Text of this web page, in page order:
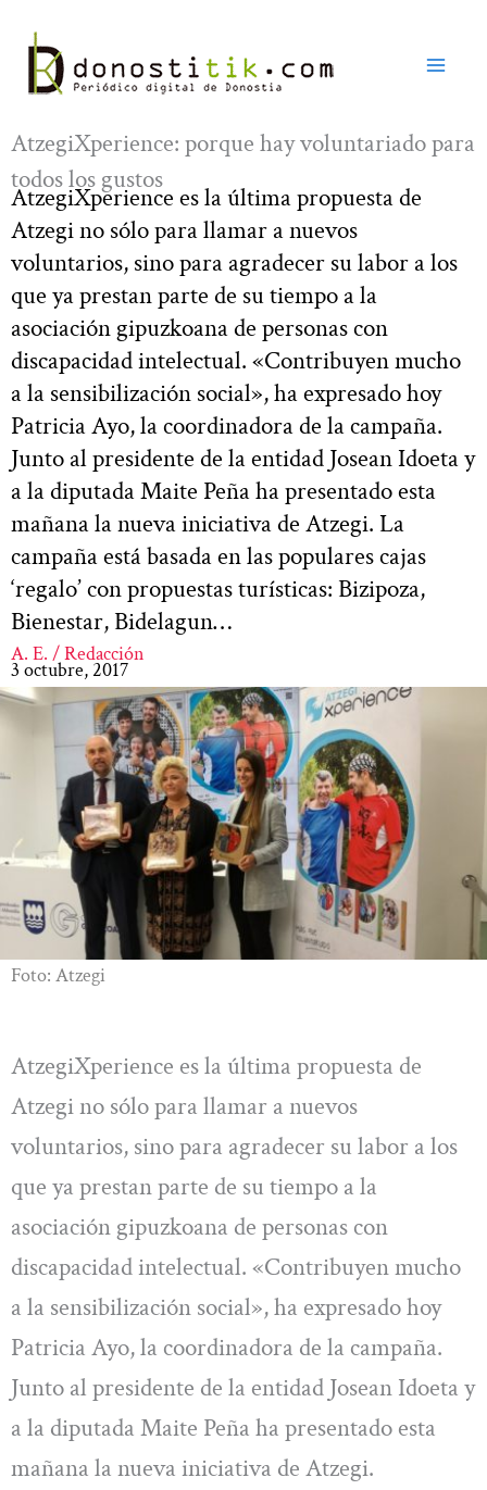
contenido
AtzegiXperience: porque hay voluntariado para
todos los gustos
AtzegiXperience es la última propuesta de
Atzegi no sólo para llamar a nuevos
voluntarios, sino para agradecer su labor a los
que ya prestan parte de su tiempo a la
asociación gipuzkoana de personas con
discapacidad intelectual. «Contribuyen mucho
a la sensibilización social», ha expresado hoy
Patricia Ayo, la coordinadora de la campaña.
Junto al presidente de la entidad Josean Idoeta y
a la diputada Maite Peña ha presentado esta
mañana la nueva iniciativa de Atzegi. La
campaña está basada en las populares cajas
‘regalo’ con propuestas turísticas: Bizipoza,
Bienestar, Bidelagun…
A. E. / Redacción
3 octubre, 2017
Foto: Atzegi
AtzegiXperience es la última propuesta de
Atzegi no sólo para llamar a nuevos
voluntarios, sino para agradecer su labor a los
que ya prestan parte de su tiempo a la
asociación gipuzkoana de personas con
discapacidad intelectual. «Contribuyen mucho
a la sensibilización social», ha expresado hoy
Patricia Ayo, la coordinadora de la campaña.
Junto al presidente de la entidad Josean Idoeta y
a la diputada Maite Peña ha presentado esta
mañana la nueva iniciativa de Atzegi.